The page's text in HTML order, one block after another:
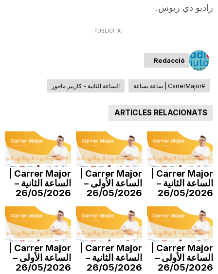
r
a
o
a
راديو دي ريوس.
PUBLICITAT
Redacció
#CarrerMajor | ساعة بساعة الساعة الثانية - كاريير ماجور
ARTICLES RELACIONATS
الساعة الثانية –
26/05/2026
الساعة الأولى –
26/05/2026
الساعة الثانية –
26/05/2026
الساعة الأولى –
26/05/2026
الساعة الثانية –
26/05/2026
الساعة الأولى –
26/05/2026